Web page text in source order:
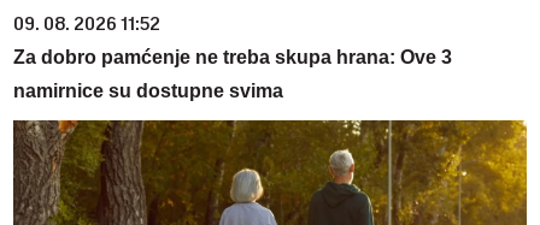
09. 08. 2026 11:52
Za dobro pamćenje ne treba skupa hrana: Ove 3
namirnice su dostupne svima